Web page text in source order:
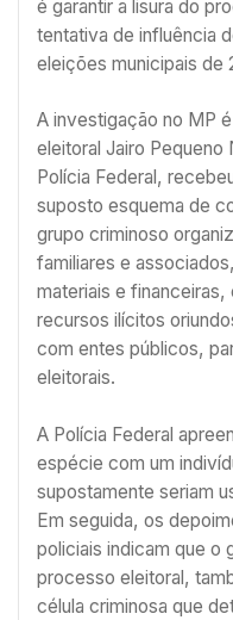
é garantir a lisura do
tentativa de influência
eleições municipais de
A investigação no MP
eleitoral Jairo
Polícia Federal,
suposto esquema de
grupo criminoso
familiares e
materiais e
recursos ilícitos
com entes públicos,
eleitorais.
A Polícia Federal
espécie com um
supostamente seriam
Em seguida, os
policiais indicam que o
processo eleitoral,
célula criminosa que